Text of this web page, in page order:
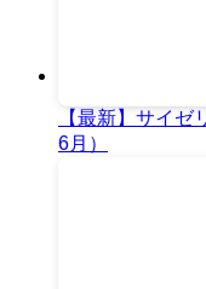
【最新】サイ
6月）